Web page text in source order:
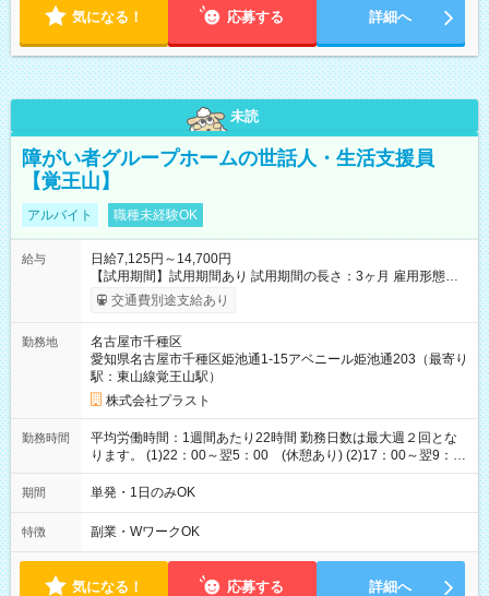
気になる！ 応募する 詳細へ
未読
障がい者グループホームの世話人・生活支援員
【覚王山】
アルバイト 職種未経験OK
給与
日給7,125円～14,700円
【試用期間】試用期間あり 試用期間の長さ：3ヶ月 雇用形態、
給与は本採用時と同じです。
交通費別途支給あり
勤務地
名古屋市千種区
愛知県名古屋市千種区姫池通1-15アベニール姫池通203（最寄り
駅：東山線覚王山駅）
株式会社プラスト
勤務時間
平均労働時間：1週間あたり22時間 勤務日数は最大週２回とな
ります。 (1)22：00～翌5：00 (休憩あり) (2)17：00～翌9：
00 (休憩あり) ３６協定提出済 平均労働時間：1週間あたり22
時間 勤務日数は最大週２回となります。 (1)22：00～翌5：00
期間 単発・1日のみOK
特徴 副業・WワークOK
気になる！ 応募する 詳細へ